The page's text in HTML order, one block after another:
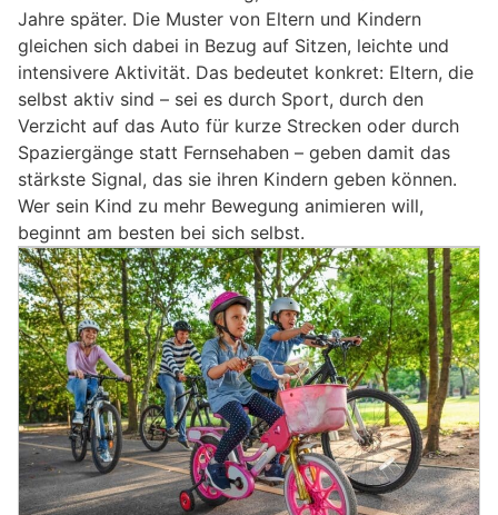
Jahre später. Die Muster von Eltern und Kindern
gleichen sich dabei in Bezug auf Sitzen, leichte und
intensivere Aktivität. Das bedeutet konkret: Eltern, die
selbst aktiv sind – sei es durch Sport, durch den
Verzicht auf das Auto für kurze Strecken oder durch
Spaziergänge statt Fernsehaben – geben damit das
stärkste Signal, das sie ihren Kindern geben können.
Wer sein Kind zu mehr Bewegung animieren will,
beginnt am besten bei sich selbst.